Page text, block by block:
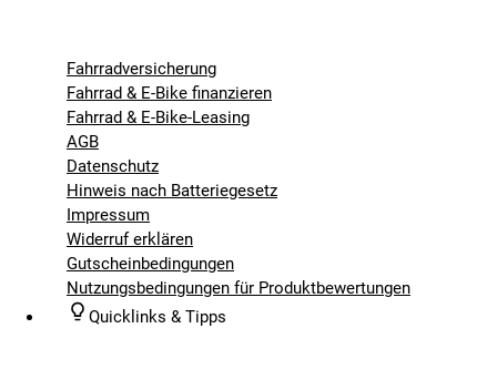
Fahrradversicherung
Fahrrad & E-Bike finanzieren
Fahrrad & E-Bike-Leasing
AGB
Datenschutz
Hinweis nach Batteriegesetz
Impressum
Widerruf erklären
Gutscheinbedingungen
Nutzungsbedingungen für Produktbewertungen
Quicklinks & Tipps